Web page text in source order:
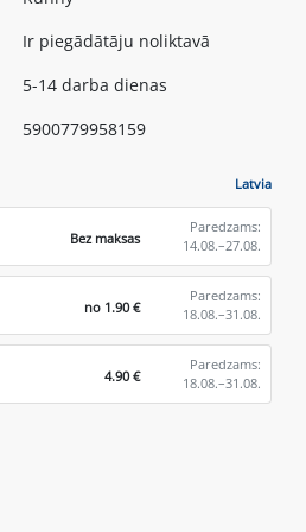
Ir piegādātāju noliktavā
5-14 darba dienas
5900779958159
Latvia
Bez maksas
Paredzams:
14.08.–27.08.
no 1.90 €
Paredzams:
18.08.–31.08.
4.90 €
Paredzams:
18.08.–31.08.